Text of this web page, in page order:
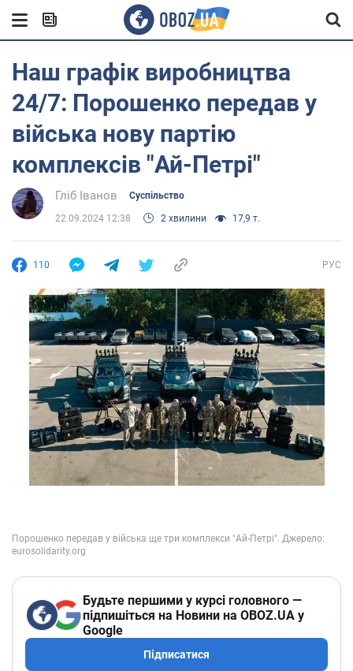
Наш графік виробництва
24/7: Порошенко передав у
війська нову партію
комплексів "Ай-Петрі"
Гліб Іванов Суспільство
22.09.2024 12:38 2 хвилини 17,9 т.
110 РУС
Будьте першими у курсі головного —
підпишіться на Новини на OBOZ.UA у
Google
Підписатися